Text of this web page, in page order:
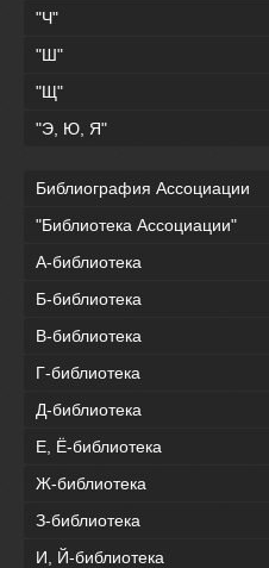
"Ч"
"Ш"
"Щ"
"Э, Ю, Я"
Библиография Ассоциации
"Библиотека Ассоциации"
А-библиотека
Б-библиотека
В-библиотека
Г-библиотека
Д-библиотека
Е, Ё-библиотека
Ж-библиотека
З-библиотека
И, Й-библиотека